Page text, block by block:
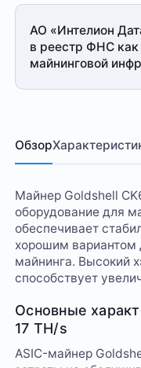
АО «Интелион
в реестр ФНС как
майнинговой
Обзор
Майнер Goldshell
оборудование для
обеспечивает
хорошим вариантом
майнинга. Высокий
способствует
Основные
17 TH/s
ASIC-майнер